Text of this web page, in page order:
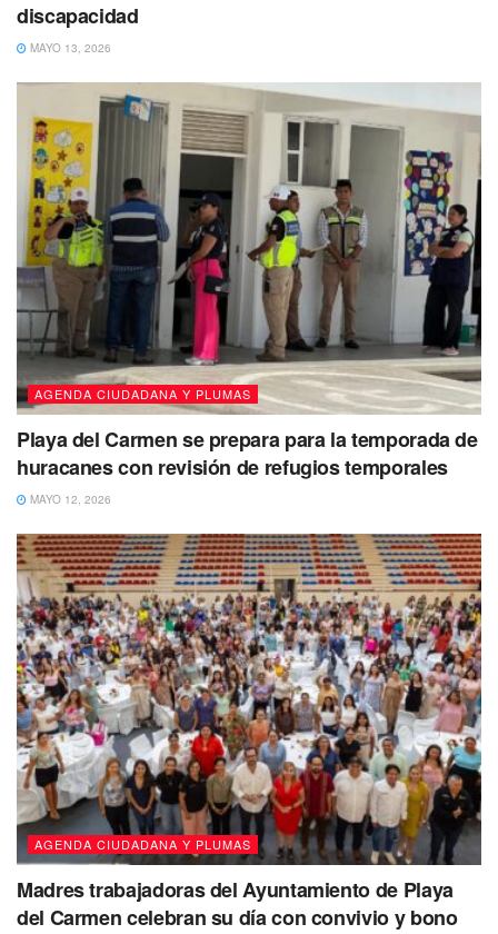
discapacidad
MAYO 13, 2026
AGENDA CIUDADANA Y PLUMAS
Playa del Carmen se prepara para la temporada de
huracanes con revisión de refugios temporales
MAYO 12, 2026
AGENDA CIUDADANA Y PLUMAS
Madres trabajadoras del Ayuntamiento de Playa
del Carmen celebran su día con convivio y bono